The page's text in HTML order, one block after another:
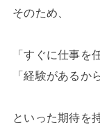
そのため、
「すぐに仕事を
「経験があるか
といった期待を